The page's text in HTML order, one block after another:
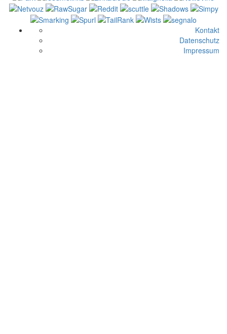
Kontakt
Datenschutz
Impressum